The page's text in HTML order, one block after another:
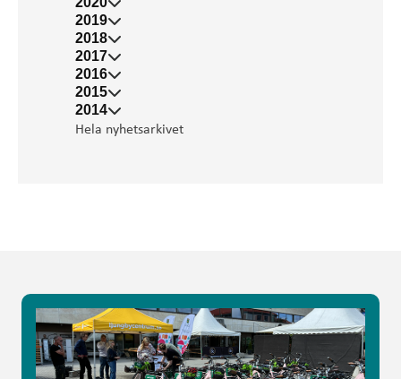
2019
2018
2017
2016
2015
2014
Hela nyhetsarkivet